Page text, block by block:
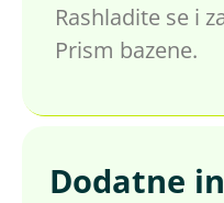
Rashladite se i
Prism bazene.
Dodatne